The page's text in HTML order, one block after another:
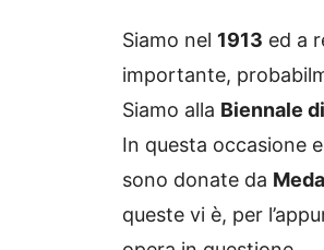
Siamo nel 1913 ed a
importante,
Siamo alla Biennale
In questa occasione
sono donate da
queste vi è, per